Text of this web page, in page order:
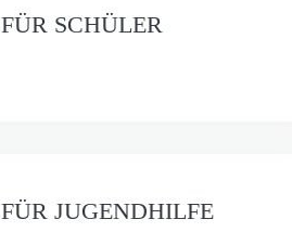
FÜR SCHÜLER
FÜR JUGENDHILFE